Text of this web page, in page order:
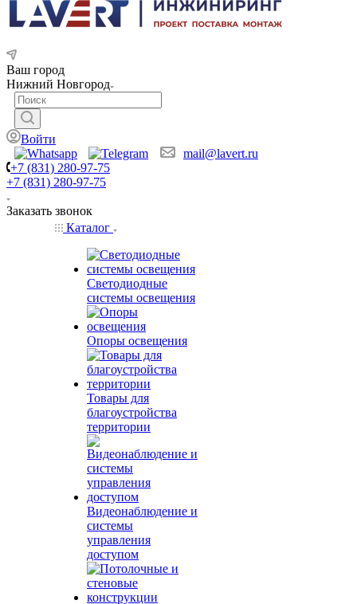
Ваш город
Нижний Новгород
Войти
mail@lavert.ru
+7 (831) 280-97-75
+7 (831) 280-97-75
Заказать звонок
Каталог
Светодиодные
системы освещения
Опоры освещения
Товары для
благоустройства
территории
Видеонаблюдение и
системы
управления
доступом